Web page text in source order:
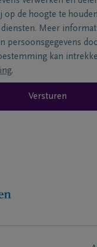
de hoogte te
Meer
persoonsgegevens
kan
.
Versturen